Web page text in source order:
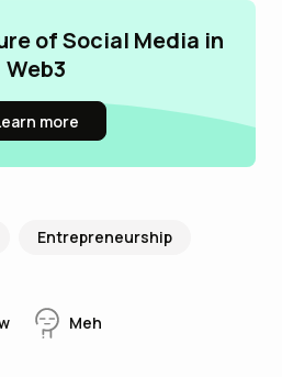
of Social Media in
Web3
more
Entrepreneurship
Meh